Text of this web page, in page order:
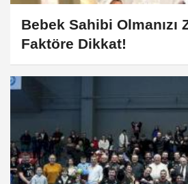
Bebek Sahibi Olmanızı
Faktöre Dikkat!